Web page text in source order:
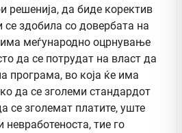
решенија, да биде коректив
се здобила со довербата на
меѓународно оцрнување
да се потрудат на власт да
програма, во која ќе има
да се зголеми стандардот
се зголемат платите, уште
тие го